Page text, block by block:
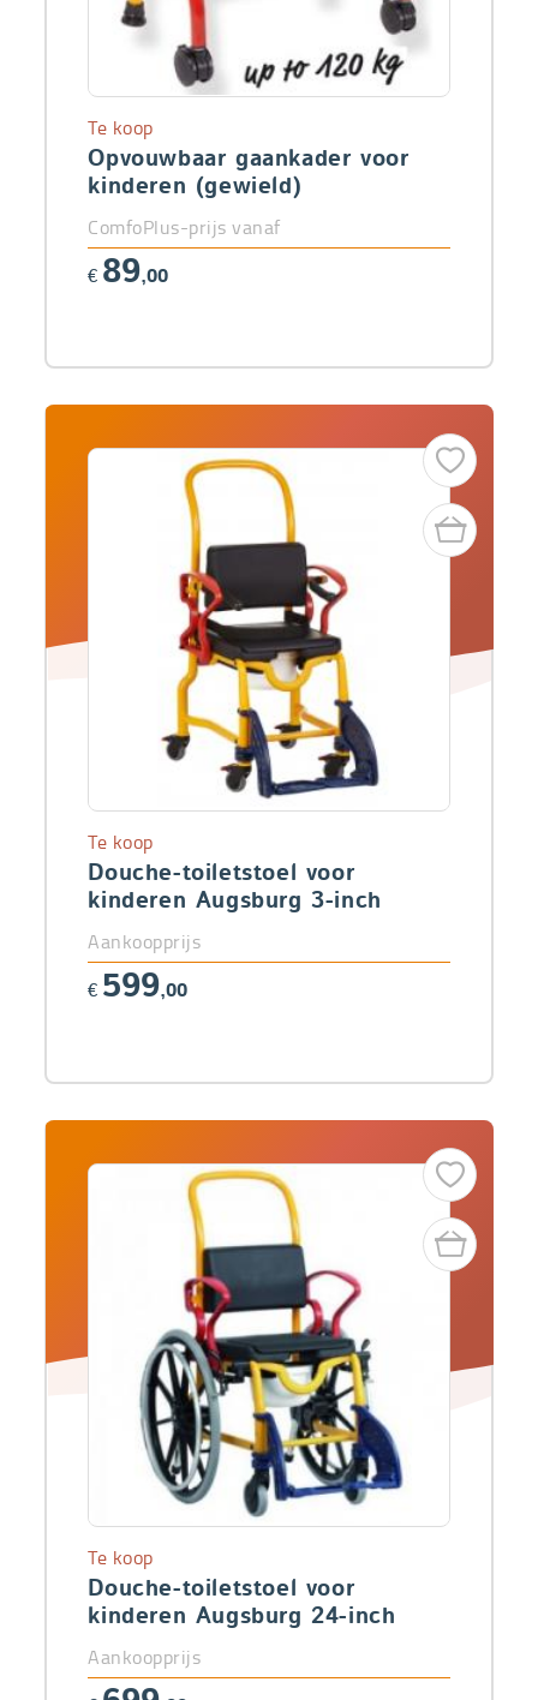
Opvouwbaar gaankader voor
kinderen (gewield)
Te koop
ComfoPlus-prijs vanaf
€ 89,00
Douche-toiletstoel voor
kinderen Augsburg 3-inch
Te koop
Aankoopprijs
€ 599,00
Douche-toiletstoel voor
kinderen Augsburg 24-inch
Te koop
Aankoopprijs